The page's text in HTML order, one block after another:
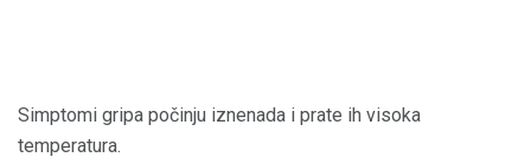
Simptomi gripa počinju iznenada i prate ih visoka
temperatura.